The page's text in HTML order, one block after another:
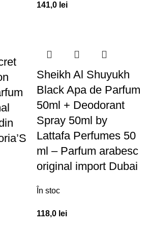
141,0 lei
Sheikh Al Shuyukh
Black Apa de Parfum
50ml + Deodorant
Spray 50ml by
Lattafa Perfumes 50
ml – Parfum arabesc
original import Dubai
În stoc
118,0 lei